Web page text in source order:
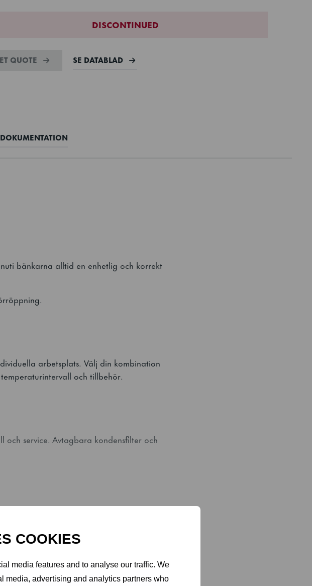
COOKIES
media features and to analyse our traffic. We
media, advertising and analytics partners who
DISCONTINUED
QUOTE SE DATABLAD
DOKUMENTATION
bänkarna alltid en enhetlig och korrekt
arbetsplats. Välj din kombination
och tillbehör.
och service. Avtagbara kondensfilter och
spill.